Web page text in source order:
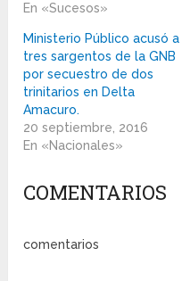
En «Sucesos»
Ministerio Público acusó a
tres sargentos de la GNB
por secuestro de dos
trinitarios en Delta
Amacuro.
20 septiembre, 2016
En «Nacionales»
COMENTARIOS
comentarios